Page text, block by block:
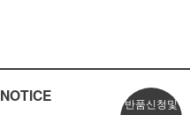
NOTICE
반품신청및